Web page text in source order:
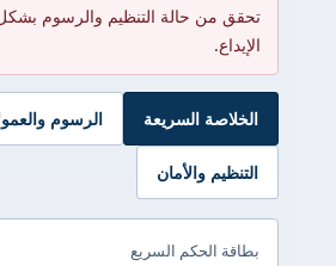
تحقق من حالة التنظيم والرسوم
الإيداع.
الخلاصة السريعة الرسوم
التنظيم والأمان
بطاقة الحكم السريع